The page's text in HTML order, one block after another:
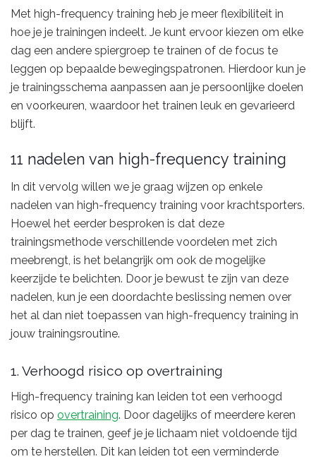
Met high-frequency training heb je meer flexibiliteit in
hoe je je trainingen indeelt. Je kunt ervoor kiezen om elke
dag een andere spiergroep te trainen of de focus te
leggen op bepaalde bewegingspatronen. Hierdoor kun je
je trainingsschema aanpassen aan je persoonlijke doelen
en voorkeuren, waardoor het trainen leuk en gevarieerd
blijft.
11 nadelen van high-frequency training
In dit vervolg willen we je graag wijzen op enkele
nadelen van high-frequency training voor krachtsporters.
Hoewel het eerder besproken is dat deze
trainingsmethode verschillende voordelen met zich
meebrengt, is het belangrijk om ook de mogelijke
keerzijde te belichten. Door je bewust te zijn van deze
nadelen, kun je een doordachte beslissing nemen over
het al dan niet toepassen van high-frequency training in
jouw trainingsroutine.
1. Verhoogd risico op overtraining
High-frequency training kan leiden tot een verhoogd
risico op overtraining. Door dagelijks of meerdere keren
per dag te trainen, geef je je lichaam niet voldoende tijd
om te herstellen. Dit kan leiden tot een verminderde